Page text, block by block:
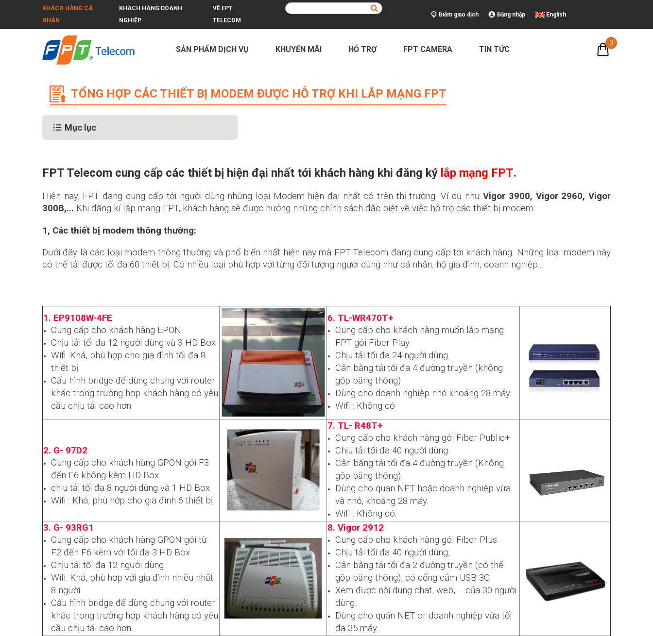
KHÁCH HÀNG CÁ
NHÂN
KHÁCH HÀNG DOANH
NGHIỆP
VỀ FPT
TELECOM
Điểm giao dịch Đăng nhập English
SẢN PHẨM DỊCH VỤ KHUYẾN MÃI HỖ TRỢ FPT CAMERA TIN TỨC
0
TỔNG HỢP CÁC THIẾT BỊ MODEM ĐƯỢC HỖ TRỢ KHI LẮP MẠNG FPT
Mục lục
FPT Telecom cung cấp các thiết bị hiện đại nhất tới khách hàng khi đăng ký lắp mạng FPT.
Hiện nay, FPT đang cung cấp tới người dùng những loại Modem hiện đại nhất có trên thị trường. Ví dụ nhưVigor 3900, Vigor 2960,Vigor
300B,... Khi đăng kí lắp mạng FPT, khách hàng sẽ được hưởng những chính sách đặc biệt về việc hỗ trợ các thiết bị modem.
1, Các thiết bị modem thông thường:
Dưới đây là các loại modem thông thường và phổ biến nhất hiện nay mà FPT Telecom đang cung cấp tới khách hàng. Những loại modem này
có thể tải được tối đa 60 thiết bị. Có nhiều loại phù hợp với từng đối tượng người dùng như cá nhân, hộ gia đình, doanh nghiệp...
1. EP9108W-4FE
Cung cấp cho khách hàng EPON
Chịu tải tối đa 12 người dùng và 3 HD Box
Wifi :Khá, phù hợp cho gia đình tối đa 8
thiết bị
Cấu hình bridge để dùng chung với router
khác trong trường hợp khách hàng có yêu
cầu chịu tải cao hơn
6. TL-WR470T+
Cung cấp cho khách hàng muốn lắp mạng
FPT gói Fiber Play.
Chịu tải tối đa 24 người dùng.
Cân bằng tải tối đa 4 đường truyền (không
gộp băng thông)
Dùng cho doanh nghiệp nhỏ khoảng 28 máy.
Wifi : Không có
2. G- 97D2
Cung cấp cho khách hàng GPON gói F3
đến F6 không kèm HD Box
chiu tải tối đa 8 người dùng và 1 HD Box
Wifi : Khá, phù hớp cho gia đình 6 thiết bị
7. TL- R48T+
Cung cấp cho khách hàng gói Fiber Public+
Chịu tải tối đa 40 người dùng.
Cân bằng tải tối đa 4 đường truyền (Không
gộp băng thông).
Dùng cho quan NET hoặc doanh nghiệp vừa
và nhỏ, khoảng 28 máy.
Wifi : Không có.
3. G- 93RG1
Cung cấp cho khách hàng GPON gói từ
F2 đến F6 kèm với tối đa 3 HD Box
Chịu tải tối đa 12 người dùng.
Wifi: Khá, phù hợp với gia đình nhiều nhất
8 người
Cấu hình bridge để dùng chung với router
khác trong trường hợp khách hàng có yêu
cầu chịu tải cao hơn.
8. Vigor 2912
Cung cấp cho khách hàng gói Fiber Plus.
Chịu tải tối đa 40 người dùng,
Cân bằng tải tối đa 2 đường truyền (có thể
gộp băng thông), có cổng cắm USB 3G
Xem được nội dung chat, web,.... của 30 người
dùng.
Dùng cho quán NET or doanh nghiệp vừa tối
đa 35 máy.